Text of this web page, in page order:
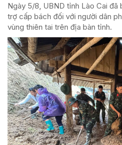
Ngày 5/8, UBND tỉnh Lào Cai đã
trợ cấp bách đối với người dân
vùng thiên tai trên địa bàn tỉnh.